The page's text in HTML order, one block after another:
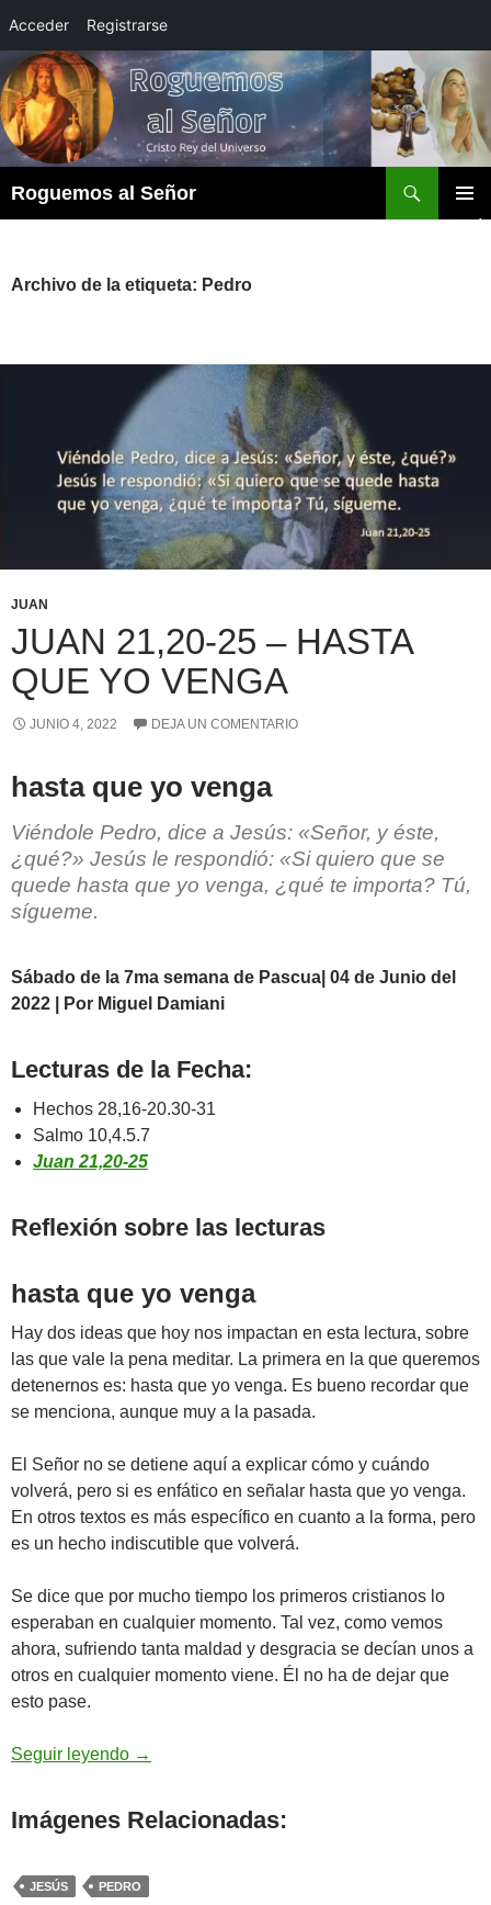
Acceder
Registrarse
Saltar
al
contenido
Roguemos al Señor
Archivo de la etiqueta: Pedro
JUAN
JUAN 21,20-25 – HASTA
QUE YO VENGA
JUNIO 4, 2022 DEJA UN COMENTARIO
hasta que yo venga
Viéndole Pedro, dice a Jesús: «Señor, y éste,
¿qué?» Jesús le respondió: «Si quiero que se
quede hasta que yo venga, ¿qué te importa? Tú,
sígueme.
Sábado de la 7ma semana de Pascua| 04 de Junio del
2022 | Por Miguel Damiani
Lecturas de la Fecha:
Hechos 28,16-20.30-31
Salmo 10,4.5.7
Juan 21,20-25
Reflexión sobre las lecturas
hasta que yo venga
Hay dos ideas que hoy nos impactan en esta lectura, sobre
las que vale la pena meditar. La primera en la que queremos
detenernos es: hasta que yo venga. Es bueno recordar que
se menciona, aunque muy a la pasada.
El Señor no se detiene aquí a explicar cómo y cuándo
volverá, pero si es enfático en señalar hasta que yo venga.
En otros textos es más específico en cuanto a la forma, pero
es un hecho indiscutible que volverá.
Se dice que por mucho tiempo los primeros cristianos lo
esperaban en cualquier momento. Tal vez, como vemos
ahora, sufriendo tanta maldad y desgracia se decían unos a
otros en cualquier momento viene. Él no ha de dejar que
esto pase.
Seguir leyendo Juan 21,20-25 – hasta que yo venga
→
Imágenes Relacionadas:
JESÚS PEDRO